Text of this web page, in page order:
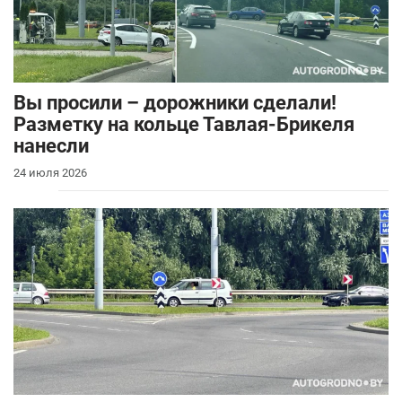
Вы просили – дорожники сделали!
Разметку на кольце Тавлая-Брикеля
нанесли
24 июля 2026